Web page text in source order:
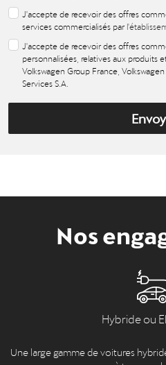
J'accepte de recevoir des offres
services commercialisés par
J'accepte de recevoir des offres
personnalisées, relatives aux produits
Volkswagen Group France,
Services S.A.
Nos
Hybride ou
Une large gamme de voitures